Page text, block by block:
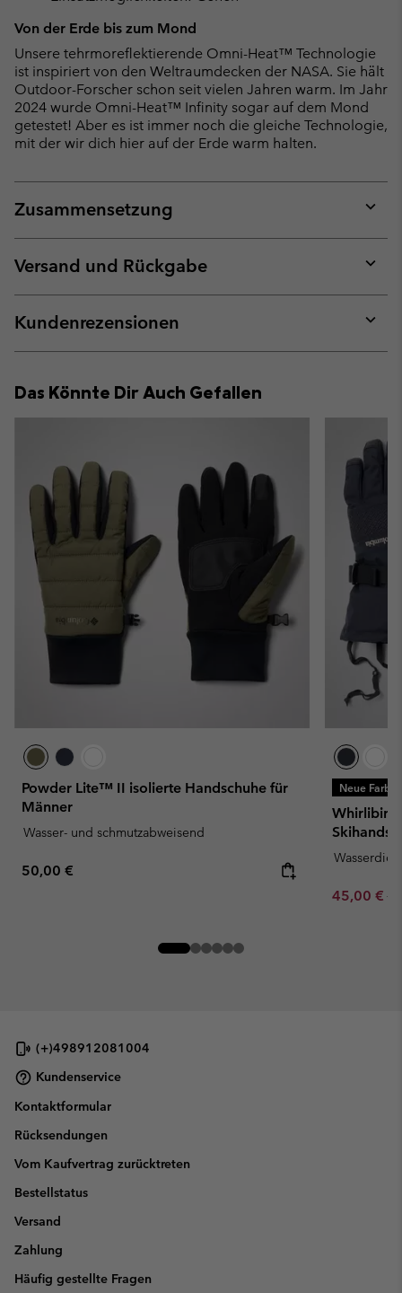
Von der Erde bis zum Mond
Unsere tehrmoreflektierende Omni-Heat™ Technologie
ist inspiriert von den Weltraumdecken der NASA. Sie hält
Outdoor-Forscher schon seit vielen Jahren warm. Im Jahr
2024 wurde Omni-Heat™ Infinity sogar auf dem Mond
getestet! Aber es ist immer noch die gleiche Technologie,
mit der wir dich hier auf der Erde warm halten.
Zusammensetzung
or
Versand und Rückgabe
or
Kundenrezensionen
or
Das Könnte Dir Auch Gefallen
Powder Lite™ II isolierte Handschuhe für
Männer
Wasser- und schmutzabweisend
Regular price:
50,00 €
Neue
Wasserdicht
Sale price:
45,00 €
(+)498912081004
Kundenservice
Kontaktformular
Rücksendungen
Vom Kaufvertrag zurücktreten
Bestellstatus
Versand
Zahlung
Häufig gestellte Fragen